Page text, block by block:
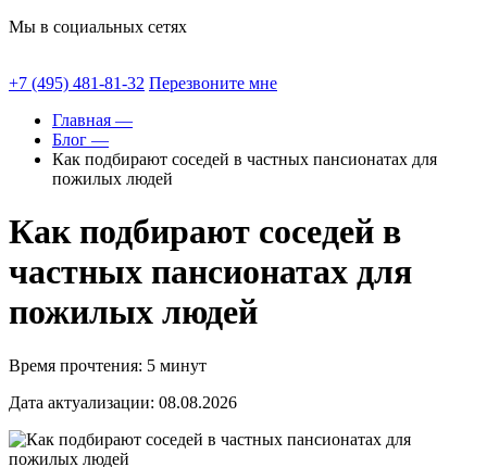
Мы в социальных сетях
+7 (495) 481-81-32 Перезвоните мне
Главная —
Блог —
Как подбирают соседей в частных пансионатах для
пожилых людей
Как подбирают соседей в
частных пансионатах для
пожилых людей
Время прочтения: 5 минут
Дата актуализации: 08.08.2026